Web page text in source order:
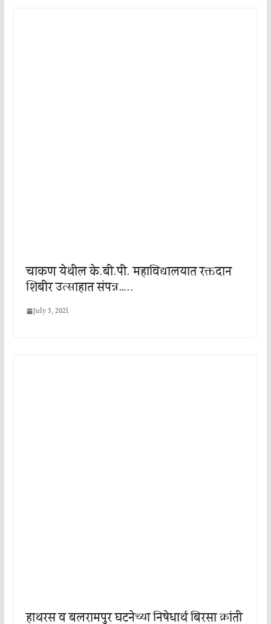
चाकण येथील के.बी.पी. महाविद्यालयात रक्तदान
शिबीर उत्साहात संपन्न…..
July 3, 2021
हाथरस व बलरामपुर घटनेच्या निषेधार्थ बिरसा क्रांती